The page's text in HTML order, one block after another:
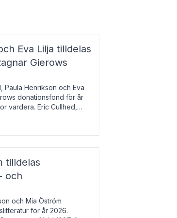
Eva Lilja tilldelas
Gierows
Paula Henrikson och Eva
donationsfond för år
vardera. Eric Cullhed,
tilldelas
och
och Mia Öström
för år 2026.